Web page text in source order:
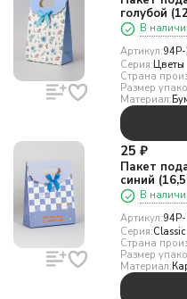
голубой
В
Артикул:
Серия:Цветы
Страна
Размер
Материал:
25 ₽
Пакет
синий
В
Артикул:
Серия:Classic
Страна
Размер
Материал: